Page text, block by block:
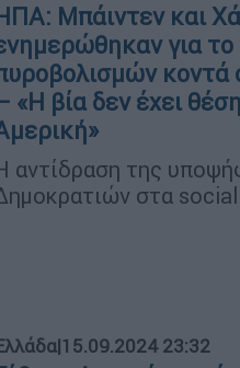
Μπάιντεν και
για το
κοντά
«Η βία δεν έχει
αντίδραση της
στα
|15.09.2024 23:32